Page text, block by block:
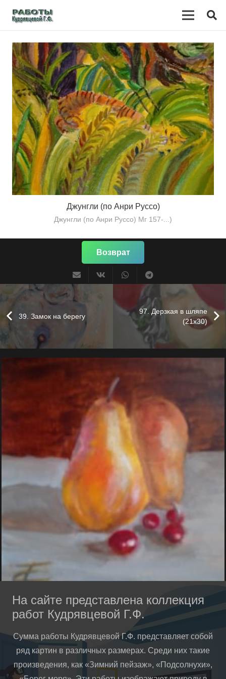
Джунгли (по Анри Руссо)
Джунгли (по Анри Руссо) Мг 157-...)
Возврат
39. Замок на берегу
97. Дерзкая в шляпе
(21х30)
На сайте представлена коллекция
работ Кудрявцевой Г.Ф.
Сумма работы Кудрявцевой Г.Ф. представляет собой
ряд картин в различных размерах. Среди них такие
произведения, как «Зимний пейзаж», «Подсолнухи»,